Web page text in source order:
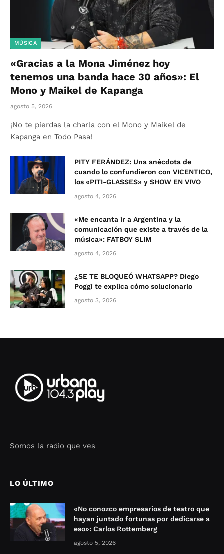
MÚSICA
«Gracias a la Mona Jiménez hoy
tenemos una banda hace 30 años»: El
Mono y Maikel de Kapanga
agosto 5, 2026
¡No te pierdas la charla con el Mono y Maikel de
Kapanga en Todo Pasa!
PITY FERÁNDEZ: Una anécdota de
cuando lo confundieron con VICENTICO,
los «PITI-GLASSES» y SHOW EN VIVO
agosto 4, 2026
«Me encanta ir a Argentina y la
comunicación que existe a través de la
música»: FATBOY SLIM
agosto 4, 2026
¿SE TE BLOQUEÓ WHATSAPP? Diego
Poggi te explica cómo solucionarlo
agosto 3, 2026
Somos la radio que ves
LO ÚLTIMO
«No conozco empresarios de teatro que
hayan juntado fortunas por dedicarse a
eso»: Carlos Rottemberg
agosto 5, 2026